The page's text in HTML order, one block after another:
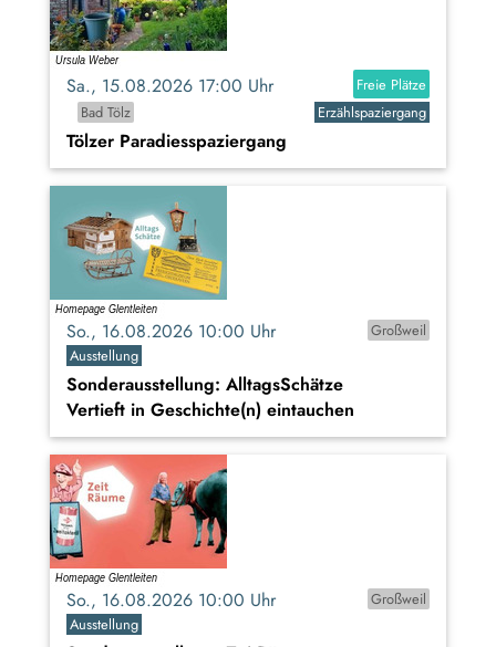
Sa., 15.08.2026 17:00 Uhr
Freie Plätze
Bad Tölz
Erzählspaziergang
Tölzer Paradiesspaziergang
So., 16.08.2026 10:00 Uhr
Großweil
Ausstellung
Sonderausstellung: AlltagsSchätze
Vertieft in Geschichte(n) eintauchen
So., 16.08.2026 10:00 Uhr
Großweil
Ausstellung